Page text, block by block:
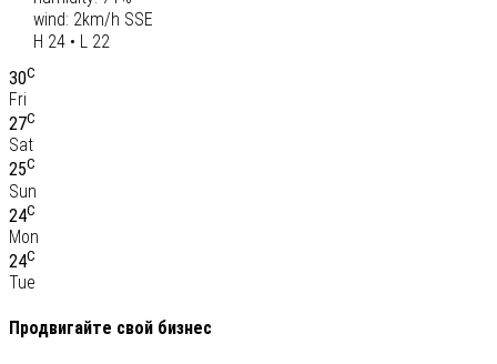
wind: 2km/h SSE
H 24 • L 22
30C
Fri
27C
Sat
25C
Sun
24C
Mon
24C
Tue
Продвигайте свой бизнес